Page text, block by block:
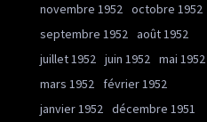
novembre 1952 octobre 1952
septembre 1952 août 1952
juillet 1952 juin 1952 mai 1952
mars 1952
février 1952
janvier 1952 décembre 1951